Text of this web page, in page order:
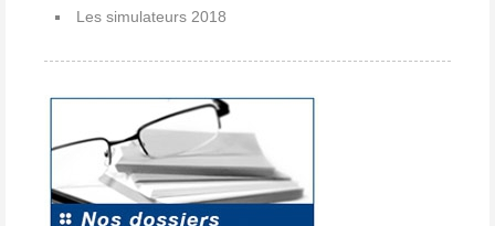
Les simulateurs 2018